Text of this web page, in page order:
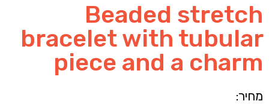
Beaded stretch
bracelet with tubular
piece and a charm
מחיר: